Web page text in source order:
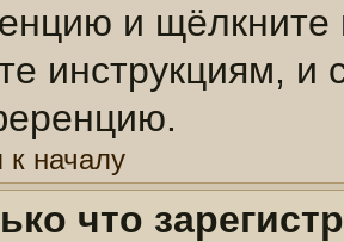
и щёлкните
инструкциям, и
к началу
что